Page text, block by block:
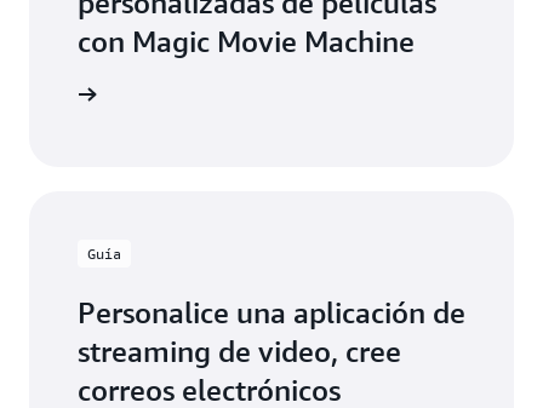
con Magic Movie Machine
Guía
Personalice una aplicación de
streaming de video, cree
correos electrónicos